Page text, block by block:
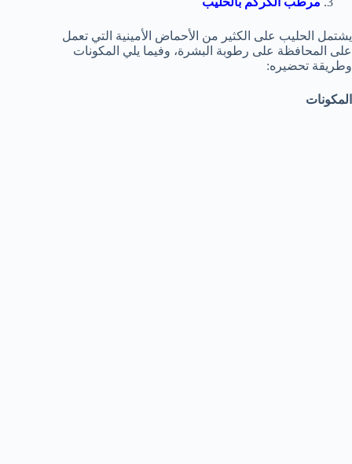
يشتمل الحليب على الكثير من الأحماض الأمينية التي تعمل
على المحافظة على رطوبة البشرة، وفيما يلي المكونات
وطريقة تحضيره:
المكونات